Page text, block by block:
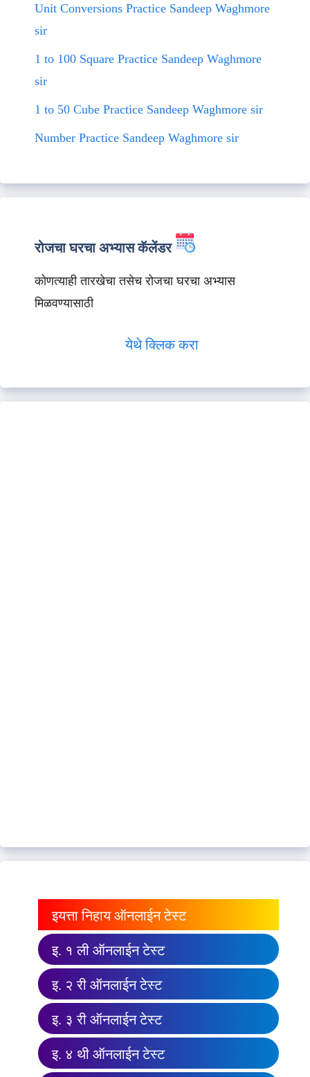
Unit Conversions Practice Sandeep Waghmore
sir
1 to 100 Square Practice Sandeep Waghmore
sir
1 to 50 Cube Practice Sandeep Waghmore sir
Number Practice Sandeep Waghmore sir
रोजचा घरचा अभ्यास कॅलेंडर
कोणत्याही तारखेचा तसेच रोजचा घरचा अभ्यास
मिळवण्यासाठी
येथे क्लिक करा
इयत्ता निहाय ऑनलाईन टेस्ट
इ. १ ली ऑनलाईन टेस्ट
इ. २ री ऑनलाईन टेस्ट
इ. ३ री ऑनलाईन टेस्ट
इ. ४ थी ऑनलाईन टेस्ट